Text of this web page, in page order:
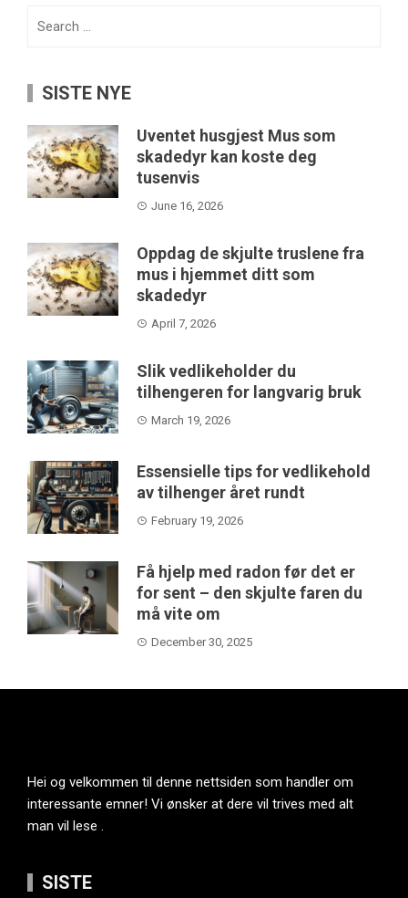
SISTE NYE
Uventet husgjest Mus som
skadedyr kan koste deg
tusenvis
June 16, 2026
Oppdag de skjulte truslene fra
mus i hjemmet ditt som
skadedyr
April 7, 2026
Slik vedlikeholder du
tilhengeren for langvarig bruk
March 19, 2026
Essensielle tips for vedlikehold
av tilhenger året rundt
February 19, 2026
Få hjelp med radon før det er
for sent – den skjulte faren du
må vite om
December 30, 2025
Hei og velkommen til denne nettsiden som handler om
interessante emner! Vi ønsker at dere vil trives med alt
man vil lese .
SISTE